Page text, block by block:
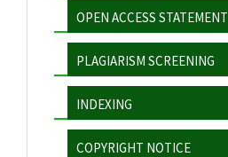
OPEN ACCESS STATEMENT
PLAGIARISM SCREENING
INDEXING
COPYRIGHT NOTICE